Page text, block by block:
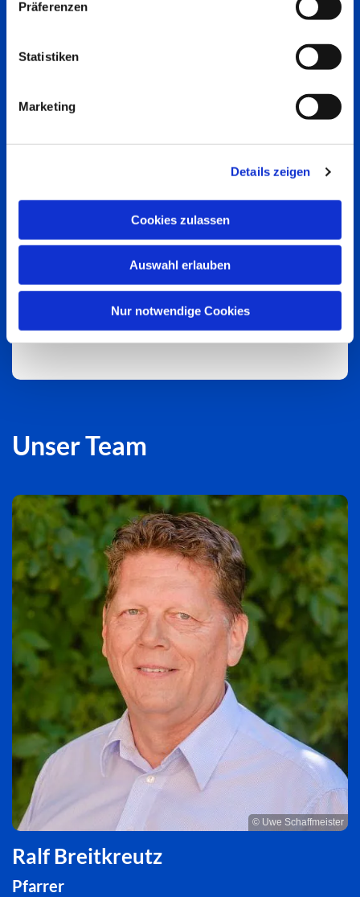
Präferenzen
Statistiken
Marketing
Details zeigen
Cookies zulassen
Auswahl erlauben
Nur notwendige Cookies
Unser Team
© Uwe Schaffmeister
Ralf Breitkreutz
Pfarrer